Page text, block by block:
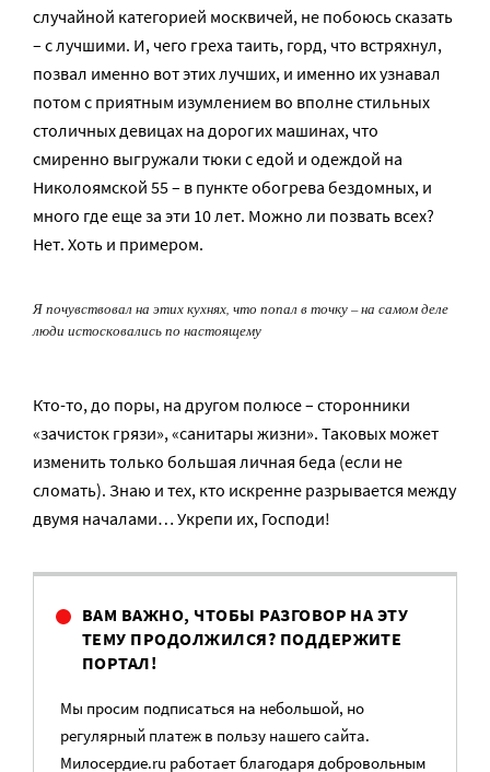
случайной категорией москвичей, не побоюсь сказать
– с лучшими. И, чего греха таить, горд, что встряхнул,
позвал именно вот этих лучших, и именно их узнавал
потом с приятным изумлением во вполне стильных
столичных девицах на дорогих машинах, что
смиренно выгружали тюки с едой и одеждой на
Николоямской 55 – в пункте обогрева бездомных, и
много где еще за эти 10 лет. Можно ли позвать всех?
Нет. Хоть и примером.
Я почувствовал на этих кухнях, что попал в точку – на самом деле
люди истосковались по настоящему
Кто-то, до поры, на другом полюсе – сторонники
«зачисток грязи», «санитары жизни». Таковых может
изменить только большая личная беда (если не
сломать). Знаю и тех, кто искренне разрывается между
двумя началами… Укрепи их, Господи!
ВАМ ВАЖНО, ЧТОБЫ РАЗГОВОР НА ЭТУ
ТЕМУ ПРОДОЛЖИЛСЯ? ПОДДЕРЖИТЕ
ПОРТАЛ!
Мы просим подписаться на небольшой, но
регулярный платеж в пользу нашего сайта.
Милосердие.ru работает благодаря добровольным